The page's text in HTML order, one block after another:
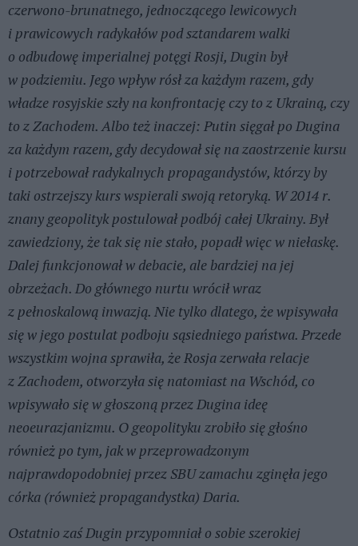
czerwono-brunatnego, jednoczącego lewicowych
i prawicowych radykałów pod sztandarem walki
o odbudowę imperialnej potęgi Rosji, Dugin był
w podziemiu. Jego wpływ rósł za każdym razem, gdy
władze rosyjskie szły na konfrontację czy to z Ukrainą, czy
to z Zachodem. Albo też inaczej: Putin sięgał po Dugina
za każdym razem, gdy decydował się na zaostrzenie kursu
i potrzebował radykalnych propagandystów, którzy by
taki ostrzejszy kurs wspierali swoją retoryką. W 2014 r.
znany geopolityk postulował podbój całej Ukrainy. Był
zawiedziony, że tak się nie stało, popadł więc w niełaskę.
Dalej funkcjonował w debacie, ale bardziej na jej
obrzeżach. Do głównego nurtu wrócił wraz
z pełnoskalową inwazją. Nie tylko dlatego, że wpisywała
się w jego postulat podboju sąsiedniego państwa. Przede
wszystkim wojna sprawiła, że Rosja zerwała relacje
z Zachodem, otworzyła się natomiast na Wschód, co
wpisywało się w głoszoną przez Dugina ideę
neoeurazjanizmu. O geopolityku zrobiło się głośno
również po tym, jak w przeprowadzonym
najprawdopodobniej przez SBU zamachu zginęła jego
córka (również propagandystka) Daria.
Ostatnio zaś Dugin przypomniał o sobie szerokiej